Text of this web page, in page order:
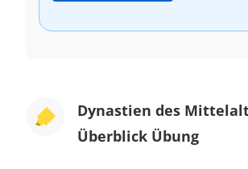
Dynastien des
Überblick Übung